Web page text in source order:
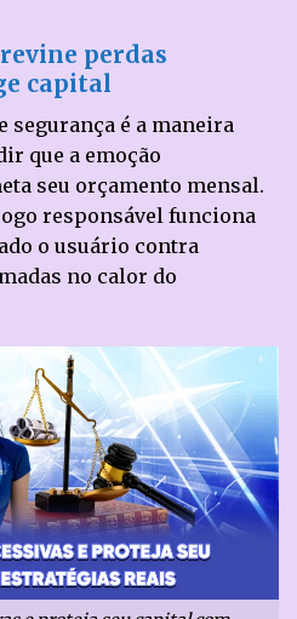
perdas
capital
segurança é a maneira
que a emoção
seu orçamento mensal.
responsável funciona
o usuário contra
no calor do